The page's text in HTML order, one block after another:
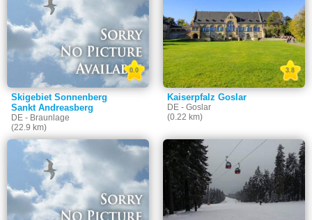
Skigebiet Sonnenberg
Sankt Andreasberg
DE - Braunlage
(22.9 km)
0.0
Kaiserpfalz Goslar
DE - Goslar
(0.22 km)
3.8